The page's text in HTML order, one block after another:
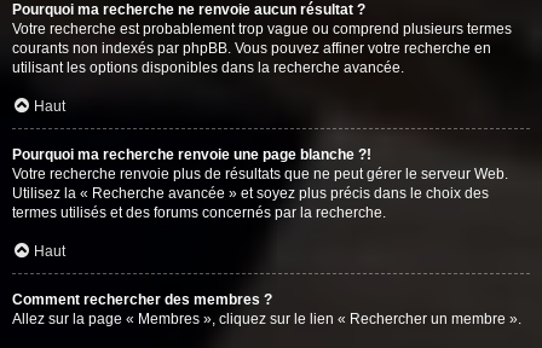
Pourquoi ma recherche ne renvoie aucun résultat ?
Votre recherche est probablement trop vague ou comprend plusieurs termes
courants non indexés par phpBB. Vous pouvez affiner votre recherche en
utilisant les options disponibles dans la recherche avancée.
Haut
Pourquoi ma recherche renvoie une page blanche ?!
Votre recherche renvoie plus de résultats que ne peut gérer le serveur Web.
Utilisez la « Recherche avancée » et soyez plus précis dans le choix des
termes utilisés et des forums concernés par la recherche.
Haut
Comment rechercher des membres ?
Allez sur la page « Membres », cliquez sur le lien « Rechercher un membre ».